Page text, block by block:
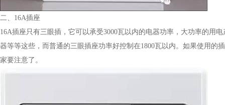
二、16A插座
16A插座只有三眼插，它可以承受3000瓦以内的电器功率，大功率的用电
器等等这些，而普通的三眼插座功率好控制在1800瓦以内。如果使用
家要注意了。